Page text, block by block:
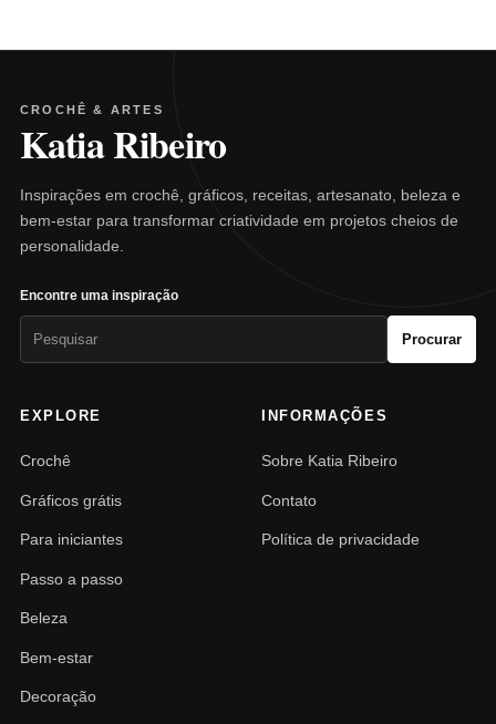
CROCHÊ & ARTES
Katia Ribeiro
Inspirações em crochê, gráficos, receitas, artesanato, beleza e
bem-estar para transformar criatividade em projetos cheios de
personalidade.
Encontre uma inspiração
Procurar
EXPLORE
Crochê
Gráficos grátis
Para iniciantes
Passo a passo
Beleza
Bem-estar
Decoração
INFORMAÇÕES
Sobre Katia Ribeiro
Contato
Política de privacidade